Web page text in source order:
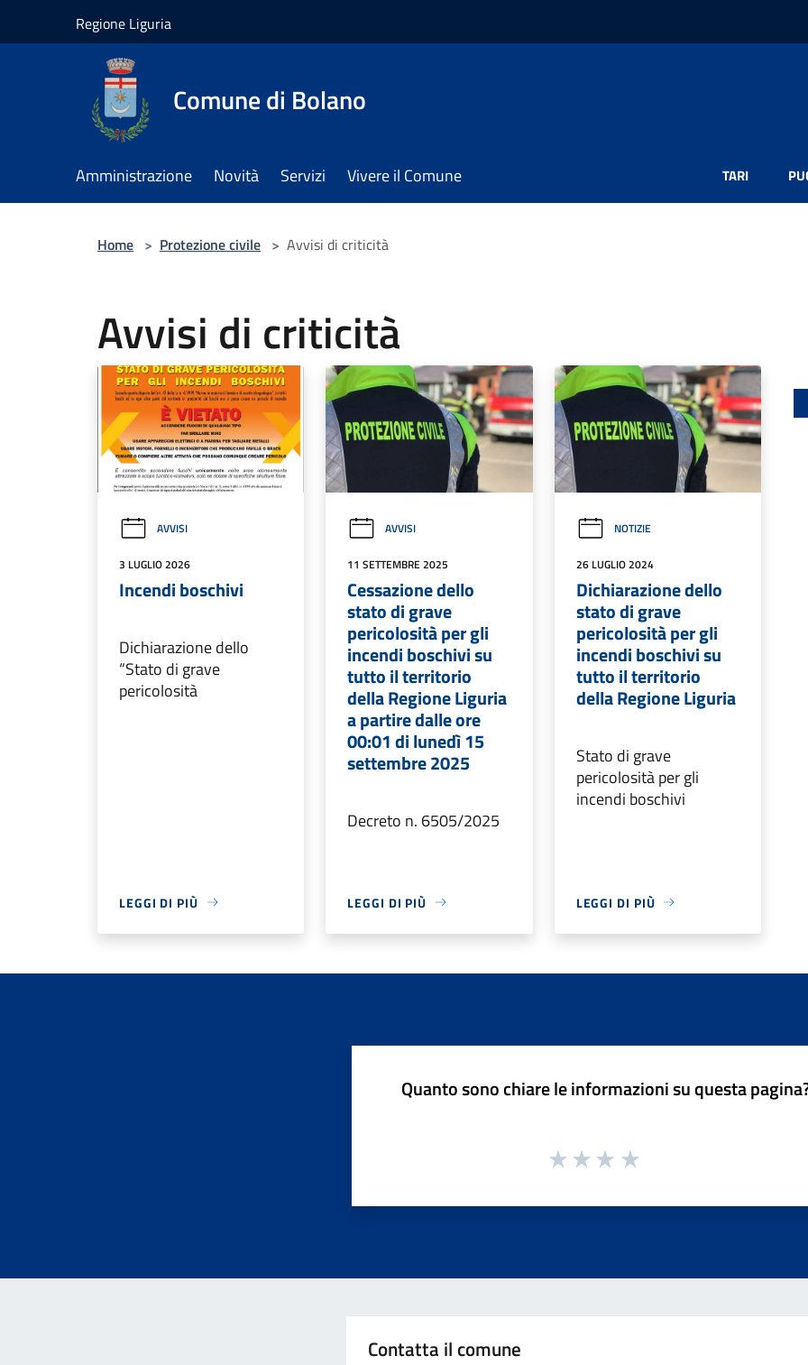
Regione Liguria
Comune di Bolano
Amministrazione Novità Servizi Vivere il Comune TARI
Home > Protezione civile > Avvisi di criticità
Avvisi di criticità
AVVISI
3 LUGLIO 2026
Incendi boschivi
Dichiarazione dello
“Stato di grave
pericolosità
LEGGI DI PIÙ
AVVISI
11 SETTEMBRE 2025
Cessazione dello
stato di grave
pericolosità per gli
incendi boschivi su
tutto il territorio
della Regione Liguria
a partire dalle ore
00:01 di lunedì 15
settembre 2025
Decreto n. 6505/2025
LEGGI DI PIÙ
NOTIZIE
26 LUGLIO 2024
Dichiarazione dello
stato di grave
pericolosità per gli
incendi boschivi su
tutto il territorio
della Regione Liguria
Stato di grave
pericolosità per gli
incendi boschivi
LEGGI DI PIÙ
Quanto sono chiare le informazioni su questa
Contatta il comune